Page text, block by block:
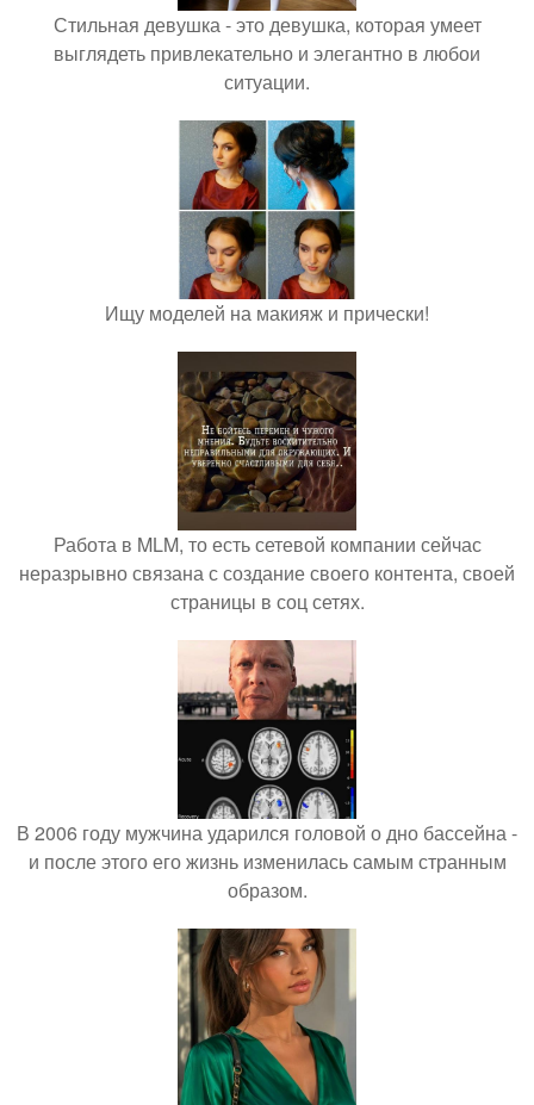
Стильная девушка - это девушка, которая умеет
выглядеть привлекательно и элегантно в любои
ситуации.
Ищу моделей на макияж и прически!
Работа в MLM, то есть сетевой компании сейчас
неразрывно связана с создание своего контента, своей
страницы в соц сетях.
В 2006 году мужчина ударился головой о дно бассейна -
и после этого его жизнь изменилась самым странным
образом.